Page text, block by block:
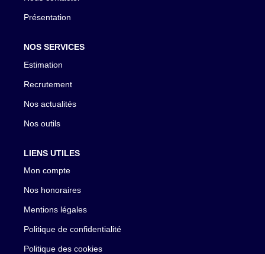
Présentation
NOS SERVICES
Estimation
Recrutement
Nos actualités
Nos outils
LIENS UTILES
Mon compte
Nos honoraires
Mentions légales
Politique de confidentialité
Politique des cookies